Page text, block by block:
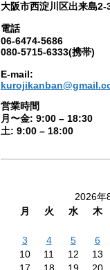
大阪市西淀川区出来島2-
電話
06-6474-5686
080-5715-6333(携帯)
E-mail:
営業時間
月〜金: 9:00 – 18:30
土: 9:00 – 18:00
2026年
月
火 水 木
3
4 5 6
10
11 12 13